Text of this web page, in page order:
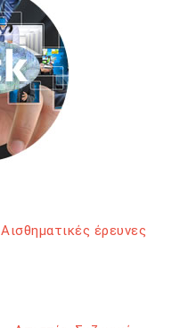
Αισθηματικές έρευνες